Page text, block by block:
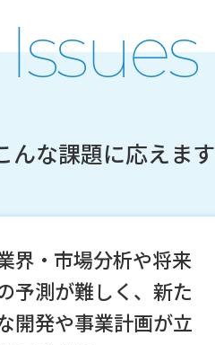
Issues
んな課題に応えます
界・市場分析や将来
予測が難しく、新た
開発や事業計画が立